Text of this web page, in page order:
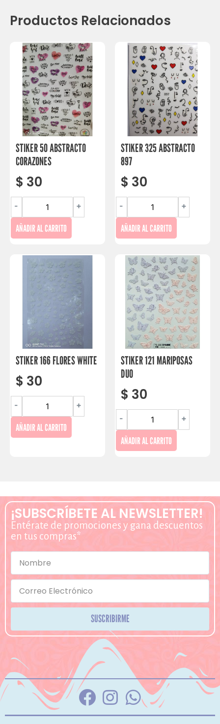
Productos Relacionados
STIKER 50 ABSTRACTO
CORAZONES
$ 30
- +
AÑADIR AL CARRITO
STIKER 325 ABSTRACTO
897
$ 30
- +
AÑADIR AL CARRITO
STIKER 166 FLORES WHITE
$ 30
- +
AÑADIR AL CARRITO
STIKER 121 MARIPOSAS
DUO
$ 30
- +
AÑADIR AL CARRITO
¡SUBSCRÍBETE AL NEWSLETTER!
Entérate de promociones y gana descuentos
en tus compras*
SUSCRIBIRME